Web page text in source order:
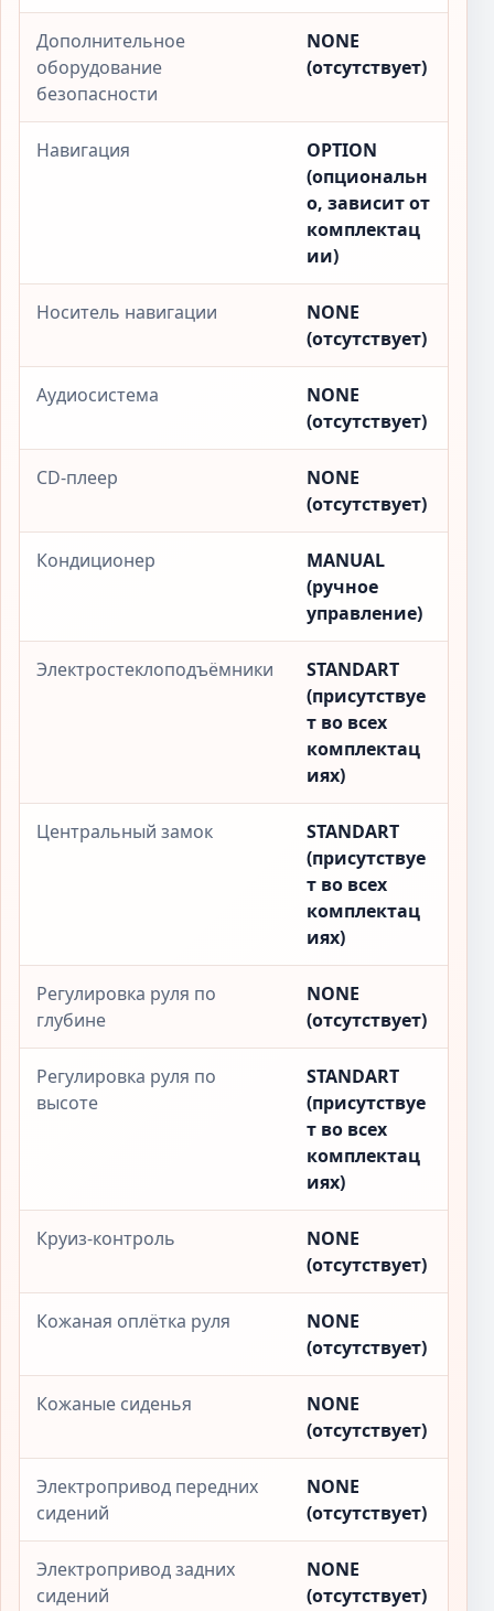
Дополнительное
оборудование
безопасности
NONE
(отсутствует)
Навигация
OPTION
(опциональн
о, зависит от
комплектац
ии)
Носитель навигации
NONE
(отсутствует)
Аудиосистема
NONE
(отсутствует)
CD-плеер
NONE
(отсутствует)
Кондиционер
MANUAL
(ручное
управление)
Электростеклоподъёмники
STANDART
(присутствуе
т во всех
комплектац
иях)
Центральный замок
STANDART
(присутствуе
т во всех
комплектац
иях)
Регулировка руля по
глубине
NONE
(отсутствует)
Регулировка руля по
высоте
STANDART
(присутствуе
т во всех
комплектац
иях)
Круиз-контроль
NONE
(отсутствует)
Кожаная оплётка руля
NONE
(отсутствует)
Кожаные сиденья
NONE
(отсутствует)
Электропривод передних
сидений
NONE
(отсутствует)
Электропривод задних
сидений
NONE
(отсутствует)